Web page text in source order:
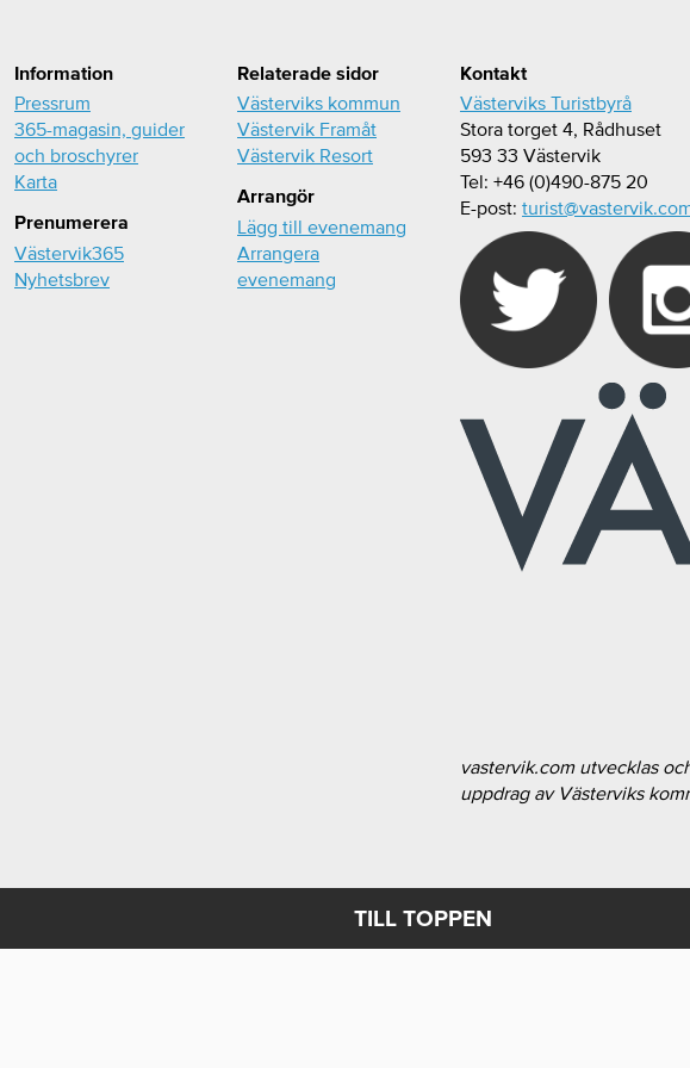
Information
Pressrum
365-magasin, guider
och broschyrer
Karta
Prenumerera
Västervik365
Nyhetsbrev
Relaterade sidor
Västerviks kommun
Västervik Framåt
Västervik Resort
Arrangör
Lägg till evenemang
Arrangera
evenemang
Kontakt
Västerviks Turistbyrå
Stora torget 4, Rådhuset
593 33 Västervik
Tel: +46 (0)490-875 20
E-post:
vastervik.com utvecklas
uppdrag av Västerviks
TILL TOPPEN